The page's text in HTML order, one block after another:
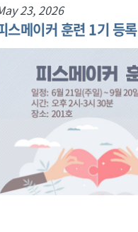
23, 2026
스메이커 훈련 1기 등록